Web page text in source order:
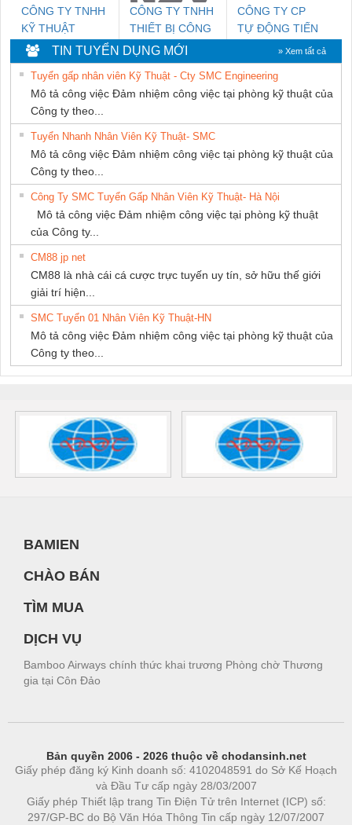
CÔNG TY TNHH
KỸ THUẬT
KTECH VIỆT
NAM
CÔNG TY TNHH
THIẾT BỊ CÔNG
NGHIỆP NIHON
SETSUBI VIỆT
NAM
CÔNG TY CP
TỰ ĐỘNG TIẾN
TIN TUYỂN DỤNG MỚI » Xem tất cả
Tuyển gấp nhân viên Kỹ Thuật - Cty SMC Engineering
Mô tả công việc Đảm nhiệm công việc tại phòng kỹ thuật của
Công ty theo...
Tuyển Nhanh Nhân Viên Kỹ Thuật- SMC
Mô tả công việc Đảm nhiệm công việc tại phòng kỹ thuật của
Công ty theo...
Công Ty SMC Tuyển Gấp Nhân Viên Kỹ Thuật- Hà Nội
Mô tả công việc Đảm nhiệm công việc tại phòng kỹ thuật
của Công ty...
CM88 jp net
CM88 là nhà cái cá cược trực tuyến uy tín, sở hữu thế giới
giải trí hiện...
SMC Tuyển 01 Nhân Viên Kỹ Thuật-HN
Mô tả công việc Đảm nhiệm công việc tại phòng kỹ thuật của
Công ty theo...
BAMIEN
CHÀO BÁN
TÌM MUA
DỊCH VỤ
Bamboo Airways chính thức khai trương Phòng chờ Thương
gia tại Côn Đảo
Bản quyền 2006 - 2026 thuộc về chodansinh.net
Giấy phép đăng ký Kinh doanh số: 4102048591 do Sở Kế Hoạch
và Đầu Tư cấp ngày 28/03/2007
Giấy phép Thiết lập trang Tin Điện Tử trên Internet (ICP) số:
297/GP-BC do Bộ Văn Hóa Thông Tin cấp ngày 12/07/2007